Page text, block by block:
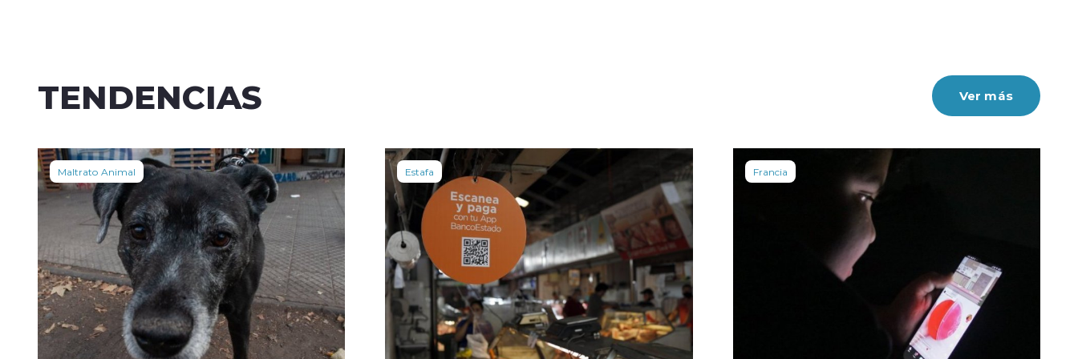
TENDENCIAS Ver más
Maltrato Animal Estafa Francia